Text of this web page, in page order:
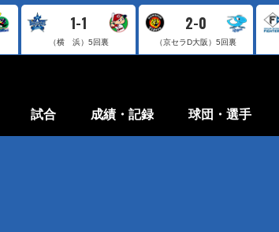
1-1
（横 浜） 5回裏
2-0
（京セラD大阪） 5回裏
試合 成績・記録 球団・選手